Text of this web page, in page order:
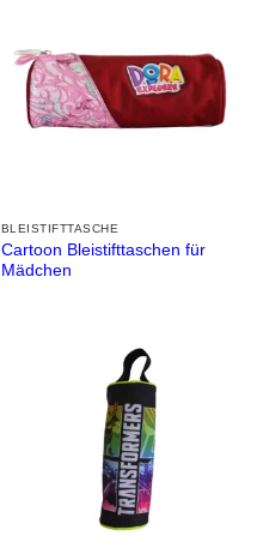
BLEISTIFTTASCHE
Cartoon Bleistifttaschen für
Mädchen